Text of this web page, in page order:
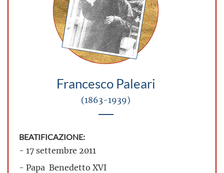
Francesco Paleari
(1863-1939)
BEATIFICAZIONE:
- 17 settembre 2011
- Papa Benedetto XVI